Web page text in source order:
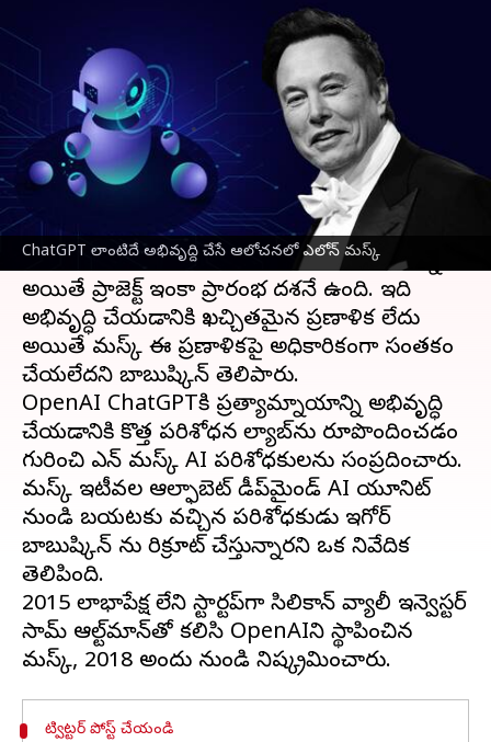
ChatGPT లాంటిదే అభివృద్ది చేసే ఆలోచనలో ఎలోన్ మస్క్
ChatGPT లాంటిదే అభివృద్ధి
చేయడానికి టీంను నియమించనున్న
ఎలోన్ మస్క్
వ్రాసిన వారు Nishkala Sathivada 10:35 am
ఈ వార్తాకథనం ఏంటి
ఎలోన్ మస్క్, బాబుష్కిన్ AI పరిశోధనను
కొనసాగించడానికి ఒక టీంను నియమించుకోనున్నారు.
అయితే ప్రాజెక్ట్ ఇంకా ప్రారంభ దశలోనే ఉంది. ఇది
అభివృద్ధి చేయడానికి ఖచ్చితమైన ప్రణాళిక లేదు
అయితే మస్క్ ఈ ప్రణాళికపై అధికారికంగా సంతకం
చేయలేదని బాబుష్కిన్ తెలిపారు.
OpenAI ChatGPTకి ప్రత్యామ్నాయాన్ని అభివృద్ధి
చేయడానికి కొత్త పరిశోధన ల్యాబ్‌ను రూపొందించడం
గురించి ఎలోన్ మస్క్ AI పరిశోధకులను సంప్రదించారు.
మస్క్ ఇటీవల ఆల్ఫాబెట్ డీప్‌మైండ్ AI యూనిట్
నుండి బయటకు వచ్చిన పరిశోధకుడు ఇగోర్
బాబుష్కిన్ ను రిక్రూట్ చేస్తున్నారని ఒక నివేదిక
తెలిపింది.
2015లో లాభాపేక్ష లేని స్టార్టప్‌గా సిలికాన్ వ్యాలీ ఇన్వెస్టర్
సామ్ ఆల్ట్‌మాన్‌తో కలిసి OpenAIని స్థాపించిన
ట్విట్టర్ పోస్ట్ చేయండి